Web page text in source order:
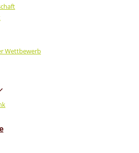
Wettbewerb